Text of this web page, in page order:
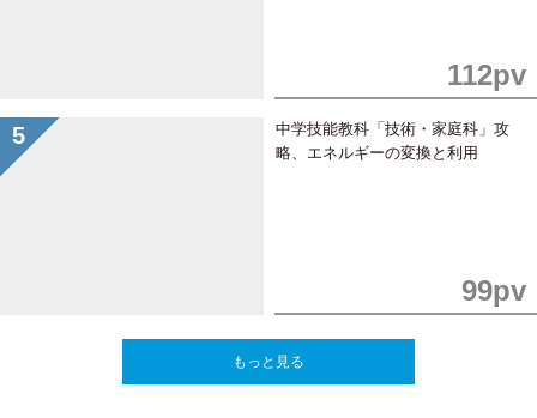
112pv
中学技能教科「技術・家庭科」攻
略、エネルギーの変換と利用
99pv
もっと見る